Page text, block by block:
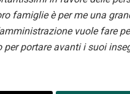
famiglie è per me una
vuole fare
portare avanti i suoi